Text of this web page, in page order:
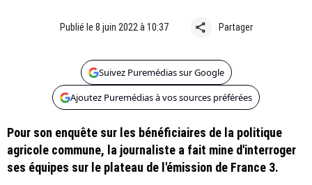
Publié le 8 juin 2022 à 10:37 share Partager
Suivez Puremédias sur Google
Ajoutez Puremédias à vos sources préférées
Pour son enquête sur les bénéficiaires de la politique
agricole commune, la journaliste a fait mine d'interroger
ses équipes sur le plateau de l'émission de France 3.